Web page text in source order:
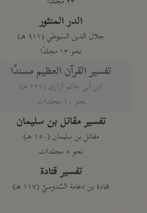
الدر المنثور
جلال الدين السيوطي (٩١١ هـ)
نحو ١٣ مجلدًا
تفسير القرآن العظيم مسندًا
ابن أبي حاتم الرازي (٣٢٧ هـ)
نحو ١٠ مجلدات
تفسير مقاتل بن سليمان
مقاتل بن سليمان (١٥٠ هـ)
نحو ٥ مجلدات
تفسير قتادة
قتادة بن دعامة السّدوسيّ (١١٧ هـ)